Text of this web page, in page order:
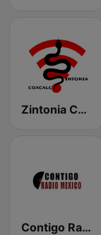
Zintonia Coacalco
Contigo Radio Mexico